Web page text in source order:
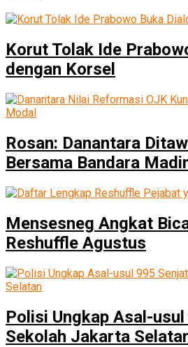
Korut Tolak Ide
dengan Korsel
Rosan: Danantara
Bersama Bandara
Mensesneg Angkat
Reshuffle Agustus
Polisi Ungkap Asal-
Sekolah Jakarta